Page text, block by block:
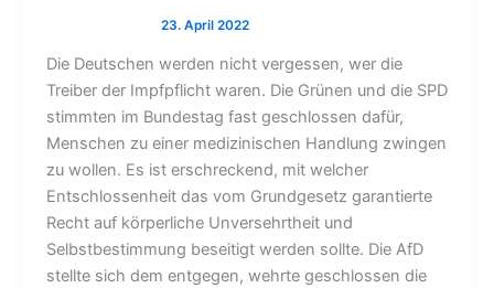
Die Deutschen werden nicht vergessen, wer die
Treiber der Impfpflicht waren. Die Grünen und die SPD
stimmten im Bundestag fast geschlossen dafür,
Menschen zu einer medizinischen Handlung zwingen
zu wollen. Es ist erschreckend, mit welcher
Entschlossenheit das vom Grundgesetz garantierte
Recht auf körperliche Unversehrtheit und
Selbstbestimmung beseitigt werden sollte. Die AfD
stellte sich dem entgegen, wehrte geschlossen die